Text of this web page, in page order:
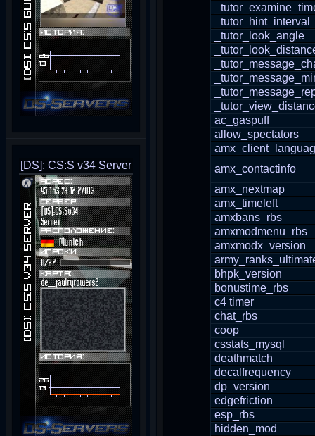
[DS]: CS:S v34 Server
_tutor_look_angle
ac_gaspuff
allow_spectators
amx_contactinfo
amx_nextmap
amx_timeleft
amxbans_rbs
amxmodmenu_rbs
amxmodx_version
bhpk_version
bonustime_rbs
c4 timer
chat_rbs
coop
csstats_mysql
deathmatch
decalfrequency
dp_version
edgefriction
esp_rbs
hidden_mod